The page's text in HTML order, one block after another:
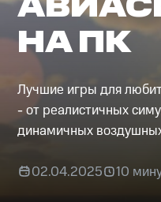
НА ПК
Лучшие игры для
- от реалистичных
динамичных
02.04.2025 10